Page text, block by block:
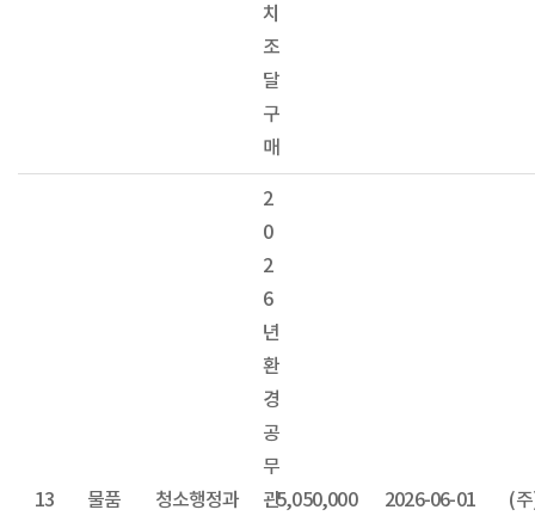
치
조
달
구
매
13 물품 청소행정과
2
0
2
6
년
환
경
공
무
관5,050,000 2026-06-01 (